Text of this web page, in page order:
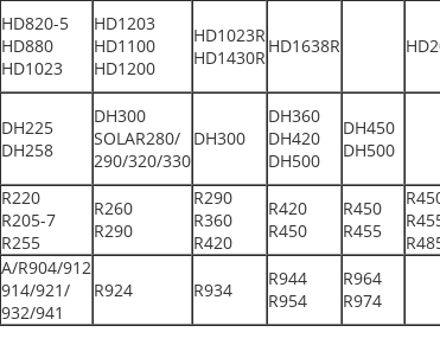
HD820-5
HD880
HD1023
HD1203
HD1100
HD1200
HD1023R
HD1430R
HD1638R
DH225
DH258
DH300
SOLAR280/
290/320/330
DH300
DH360
DH420
DH500
DH450
DH500
R220
R205-7
R255
R260
R290
R290
R360
R420
R420
R450
R450
R455
A/R904/912
914/921/
932/941
R924 R934
R944
R954
R964
R974